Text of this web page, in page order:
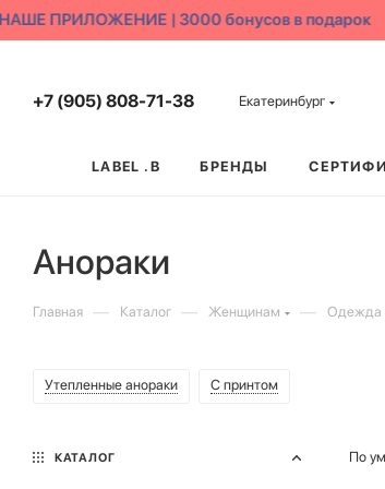
ПРИЛОЖЕНИЕ | 3000 бонусов в подарок
+7 (905) 808-71-38 Екатеринбург
LABEL .B БРЕНДЫ
Анораки
Главная — Каталог — Женщинам — Одежда
Утепленные анораки С принтом
По
КАТАЛОГ